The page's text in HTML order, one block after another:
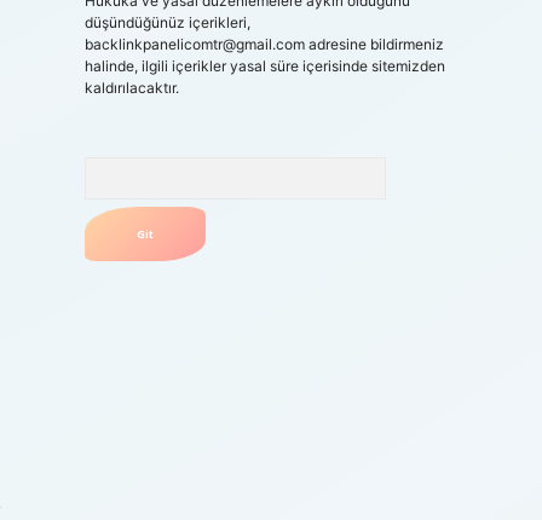
düşündüğünüz içerikleri,
backlinkpanelicomtr@gmail.comadresine bildirmeniz
halinde, ilgili içerikler yasal süre içerisinde sitemizden
kaldırılacaktır.